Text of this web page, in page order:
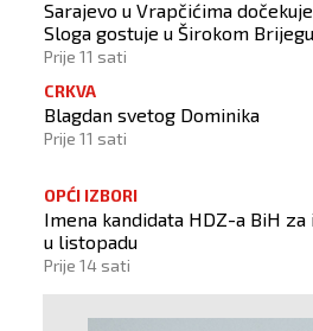
Sarajevo u Vrapčićima
Sloga gostuje u Širokom Brijegu
Prije 11 sati
CRKVA
Blagdan svetog Dominika
Prije 11 sati
OPĆI IZBORI
Imena kandidata HDZ-a BiH
u listopadu
Prije 14 sati